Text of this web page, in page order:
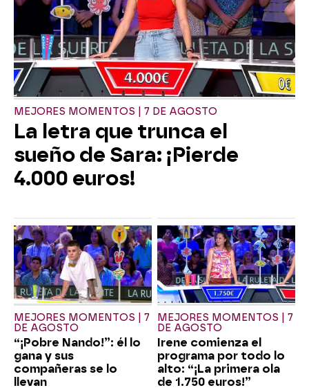
MEJORES MOMENTOS | 7 DE AGOSTO
La letra que trunca el
sueño de Sara: ¡Pierde
4.000 euros!
MEJORES MOMENTOS | 7
DE AGOSTO
“¡Pobre Nando!”: él lo
gana y sus
compañeras se lo
llevan
MEJORES MOMENTOS | 7
DE AGOSTO
Irene comienza el
programa por todo lo
alto: “¡La primera ola
de 1.750 euros!”